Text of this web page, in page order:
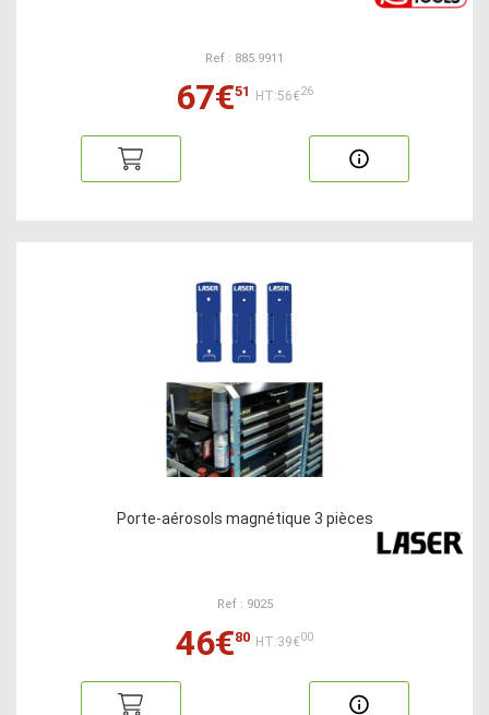
Ref : 885.9911
67€51 HT:56€26
Porte-aérosols magnétique 3 pièces
Ref : 9025
46€80 HT:39€00